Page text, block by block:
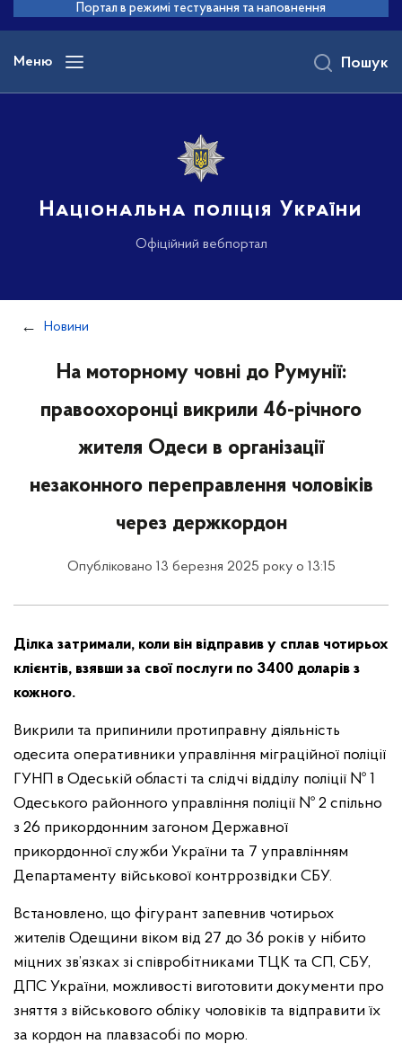
основного
вмісту
Портал в режимі тестування та наповнення
Меню
Національна поліція України
Офіційний вебпортал
Пошук
Новини
На моторному човні до Румунії:
правоохоронці викрили 46-річного
жителя Одеси в організації
незаконного переправлення чоловіків
через держкордон
Опубліковано 13 березня 2025 року о 13:15
Ділка затримали, коли він відправив у сплав чотирьох
клієнтів, взявши за свої послуги по 3400 доларів з
кожного.
Викрили та припинили протиправну діяльність
одесита оперативники управління міграційної поліції
ГУНП в Одеській області та слідчі відділу поліції № 1
Одеського районного управління поліції № 2 спільно
з 26 прикордонним загоном Державної
прикордонної служби України та 7 управлінням
Департаменту військової контррозвідки СБУ.
Встановлено, що фігурант запевнив чотирьох
жителів Одещини віком від 27 до 36 років у нібито
міцних зв’язках зі співробітниками ТЦК та СП, СБУ,
ДПС України, можливості виготовити документи про
зняття з військового обліку чоловіків та відправити їх
за кордон на плавзасобі по морю.